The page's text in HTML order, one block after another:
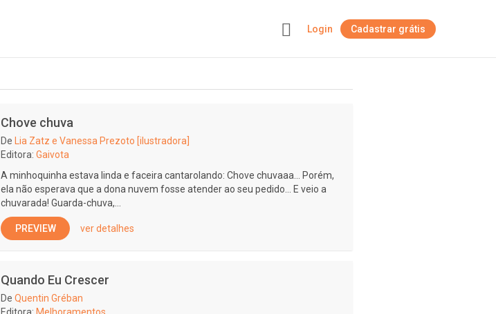
Login Cadastrar grátis
Chove chuva
De
Lia Zatz e Vanessa Prezoto [ilustradora]
Editora: Gaivota
A minhoquinha estava linda e faceira cantarolando: Chove chuvaaa... Porém,
ela não esperava que a dona nuvem fosse atender ao seu pedido... E veio a
chuvarada! Guarda-chuva,...
PREVIEW ver detalhes
Quando Eu Crescer
De Quentin Gréban